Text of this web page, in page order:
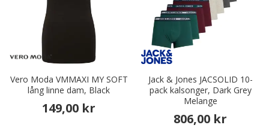
Vero Moda VMMAXI MY SOFT
lång linne dam, Black
149,00 kr
Jack & Jones JACSOLID 10-
pack kalsonger, Dark Grey
Melange
806,00 kr